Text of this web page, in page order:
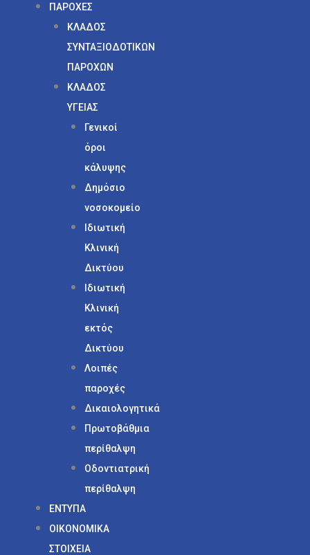
ΠΑΡΟΧΕΣ
ΚΛΑΔΟΣ
ΣΥΝΤΑΞΙΟΔΟΤΙΚΩΝ
ΠΑΡΟΧΩΝ
ΚΛΑΔΟΣ
ΥΓΕΙΑΣ
Γενικοί
όροι
κάλυψης
Δημόσιο
νοσοκομείο
Ιδιωτική
Κλινική
Δικτύου
Ιδιωτική
Κλινική
εκτός
Δικτύου
Λοιπές
παροχές
Δικαιολογητικά
Πρωτοβάθμια
περίθαλψη
Οδοντιατρική
περίθαλψη
ΕΝΤΥΠΑ
ΟΙΚΟΝΟΜΙΚΑ
ΣΤΟΙΧΕΙΑ